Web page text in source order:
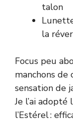
talon
la
Focus peu
manchons
sensation de
Je l’ai
l’Estérel :